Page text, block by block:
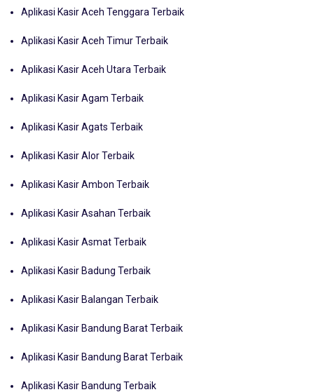
Aplikasi Kasir Aceh Tenggara Terbaik
Aplikasi Kasir Aceh Timur Terbaik
Aplikasi Kasir Aceh Utara Terbaik
Aplikasi Kasir Agam Terbaik
Aplikasi Kasir Agats Terbaik
Aplikasi Kasir Alor Terbaik
Aplikasi Kasir Ambon Terbaik
Aplikasi Kasir Asahan Terbaik
Aplikasi Kasir Asmat Terbaik
Aplikasi Kasir Badung Terbaik
Aplikasi Kasir Balangan Terbaik
Aplikasi Kasir Bandung Barat Terbaik
Aplikasi Kasir Bandung Barat Terbaik
Aplikasi Kasir Bandung Terbaik